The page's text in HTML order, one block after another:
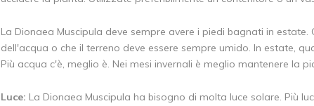
La Dionaea Muscipula deve sempre avere i piedi bagnati in
dell'acqua o che il terreno deve essere sempre umido. In estate,
Più acqua c'è, meglio è. Nei mesi invernali è meglio mantenere la
Luce: La Dionaea Muscipula ha bisogno di molta luce solare. Più